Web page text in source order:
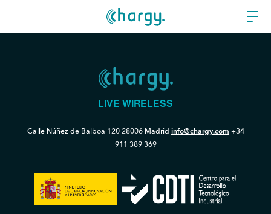
LIVE WIRELESS
Calle Núñez de Balboa 12028006 Madrid info@chargy.com +34
911 389 369